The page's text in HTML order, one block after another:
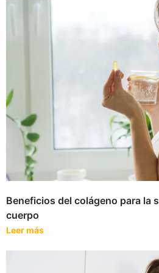
Beneficios del colágeno para la
cuerpo
Leer más